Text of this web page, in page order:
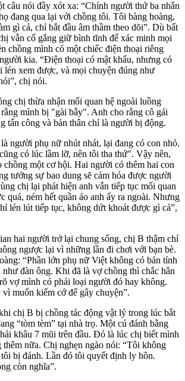
câu nói đầy xót xa: “Chính người thứ ba nhắn
đang qua lại với chồng tôi. Tôi bàng hoàng,
gì cả, chỉ bắt đầu âm thầm theo dõi”. Dù bất
vẫn cố gắng giữ bình tĩnh để xác minh mọi
chồng mình có một chiếc điện thoại riêng
kia. “Điện thoại có mật khẩu, nhưng có
lén xem được, và mọi chuyện đúng như
chị nói.
chị thừa nhận mối quan hệ ngoài luồng
mình bị "gài bẫy". Anh cho rằng cô gái
tấn công và bản thân chỉ là người bị động.
người phụ nữ nhút nhát, lại đang có con nhỏ.
có lúc lầm lỡ, nên tôi tha thứ". Vậy nên,
một cơ hội. Hai người có thêm hai con
tưởng sự bao dung sẽ cảm hóa được người
chị lại phát hiện anh vẫn tiếp tục mối quan
quá, ném hết quần áo anh ấy ra ngoài. Nhưng
lén lút tiếp tục, không dứt khoát được gì cả”,
hai người trở lại chung sống, chị B thậm chí
ngược lại vì những lần đi chơi với bạn bè.
“Phần lớn phụ nữ Việt không có bản tính
như đàn ông. Khi đã là vợ chồng thì chắc hẳn
vợ mình có phải loại người đó hay không.
muốn kiếm cớ để gây chuyện”.
chị B bị chồng tác động vật lý trong lúc bắt
“tòm tèm” tại nhà trọ. Một cú đánh bằng
khâu 7 mũi trên đầu. Đó là lúc chị biết mình
nữa. Chị nghẹn ngào nói: “Tôi không
bị đánh. Lần đó tôi quyết định ly hôn.
còn nghĩa”.